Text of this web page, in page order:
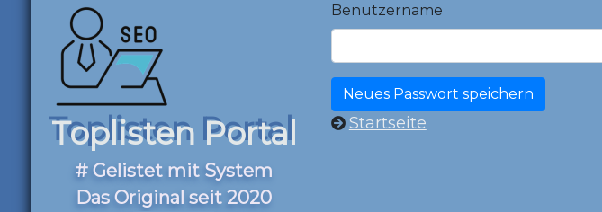
Toplisten Portal
# Gelistet mit System
Das Original seit 2020
Benutzername
Startseite